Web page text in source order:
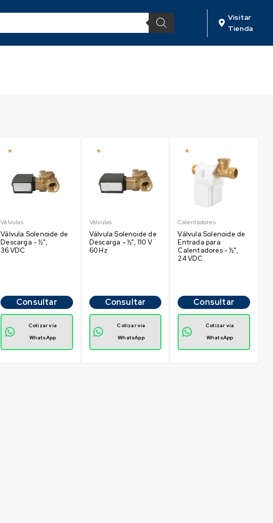
Visitar
Tienda
Válvulas
Válvula Solenoide de
Descarga - ½",
36 VDC
Consultar
Cotizar vía
WhatsApp
Válvulas
Válvula Solenoide de
Descarga - ½", 110 V
60 Hz
Consultar
Cotizar vía
WhatsApp
Calentadores
Válvula Solenoide de
Entrada para
Calentadores - ½",
24 VDC
Consultar
Cotizar vía
WhatsApp